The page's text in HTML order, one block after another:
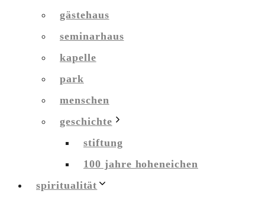
gästehaus
seminarhaus
kapelle
park
menschen
geschichte
stiftung
100 jahre hoheneichen
spiritualität